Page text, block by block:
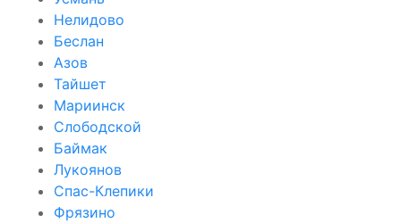
Нелидово
Беслан
Азов
Тайшет
Мариинск
Слободской
Баймак
Лукоянов
Спас-Клепики
Фрязино